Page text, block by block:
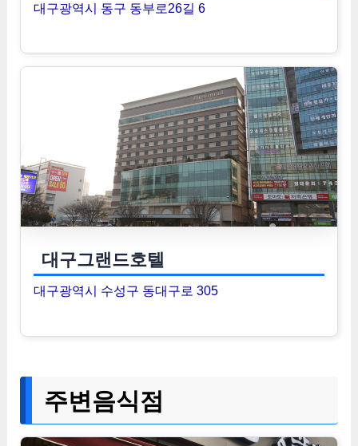
대구광역시 동구 동부로26길 6
대구그랜드호텔
대구광역시 수성구 동대구로 305
주변음식점